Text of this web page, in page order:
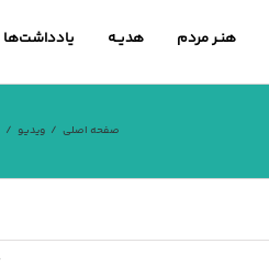
هنـر مردم هدیــه یادداشت‌ها
صفحه اصلی ویدیو